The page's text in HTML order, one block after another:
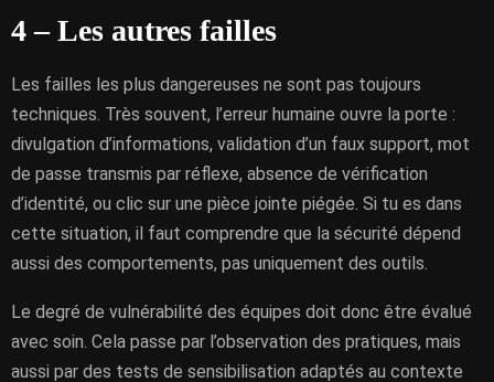
4 – Les autres failles
Les failles les plus dangereuses ne sont pas toujours
techniques. Très souvent, l’erreur humaine ouvre la porte :
divulgation d’informations, validation d’un faux support, mot
de passe transmis par réflexe, absence de vérification
d’identité, ou clic sur une pièce jointe piégée. Si tu es dans
cette situation, il faut comprendre que la sécurité dépend
aussi des comportements, pas uniquement des outils.
Le degré de vulnérabilité des équipes doit donc être évalué
avec soin. Cela passe par l’observation des pratiques, mais
aussi par des tests de sensibilisation adaptés au contexte